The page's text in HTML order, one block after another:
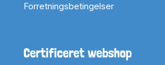
Forretningsbetingelser
Certificeret webshop